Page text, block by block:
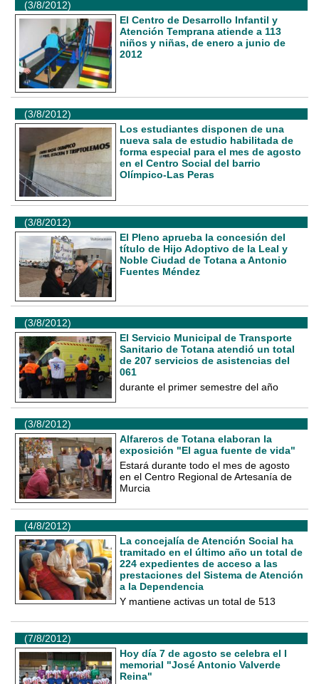
(3/8/2012)
El Centro de Desarrollo Infantil y
Atención Temprana atiende a 113
niños y niñas, de enero a junio de
2012
(3/8/2012)
Los estudiantes disponen de una
nueva sala de estudio habilitada de
forma especial para el mes de agosto
en el Centro Social del barrio
Olímpico-Las Peras
(3/8/2012)
El Pleno aprueba la concesión del
título de Hijo Adoptivo de la Leal y
Noble Ciudad de Totana a Antonio
Fuentes Méndez
(3/8/2012)
El Servicio Municipal de Transporte
Sanitario de Totana atendió un total
de 207 servicios de asistencias del
061
durante el primer semestre del año
(3/8/2012)
Alfareros de Totana elaboran la
exposición "El agua fuente de vida"
Estará durante todo el mes de agosto
en el Centro Regional de Artesanía de
Murcia
(4/8/2012)
La concejalía de Atención Social ha
tramitado en el último año un total de
224 expedientes de acceso a las
prestaciones del Sistema de Atención
a la Dependencia
Y mantiene activas un total de 513
(7/8/2012)
Hoy día 7 de agosto se celebra el I
memorial "José Antonio Valverde
Reina"